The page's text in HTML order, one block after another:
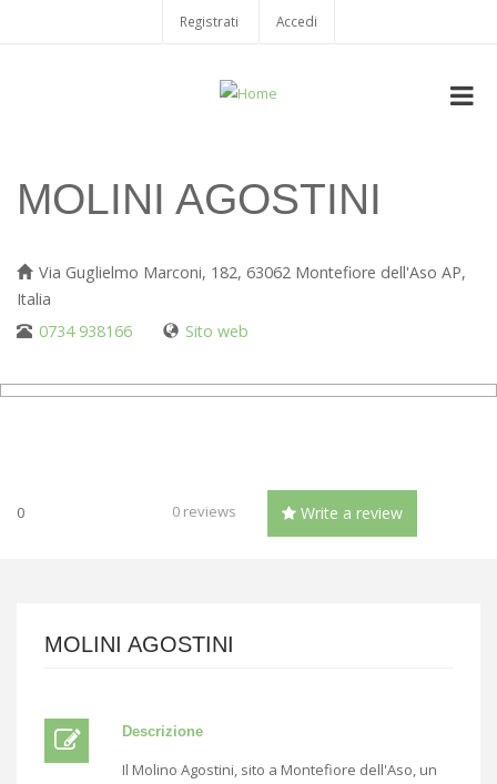
Registrati Accedi
MOLINI AGOSTINI
Via Guglielmo Marconi, 182, 63062 Montefiore dell'Aso AP,
Italia
0734 938166
Sito web
0 0 reviews Write a review
MOLINI AGOSTINI
Descrizione
Il Molino Agostini, sito a Montefiore dell'Aso, un